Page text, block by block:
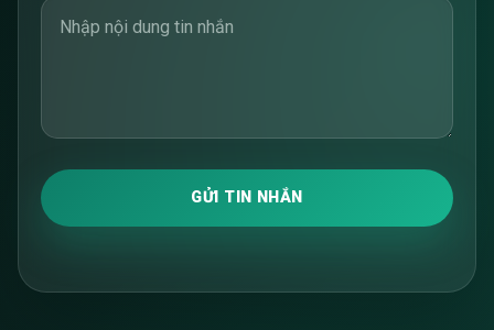
GỬI TIN NHẮN